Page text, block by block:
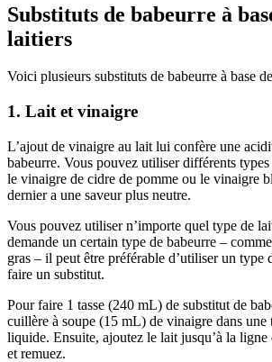
Substituts de babeurre à
laitiers
Voici plusieurs substituts de babeurre à base
1. Lait et vinaigre
L’ajout de vinaigre au lait lui confère une
babeurre. Vous pouvez utiliser différents
le vinaigre de cidre de pomme ou le vinaigre
dernier a une saveur plus neutre.
Vous pouvez utiliser n’importe quel type de
demande un certain type de babeurre –
gras – il peut être préférable d’utiliser un type
faire un substitut.
Pour faire 1 tasse (240 mL) de substitut de
cuillère à soupe (15 mL) de vinaigre dans une
liquide. Ensuite, ajoutez le lait jusqu’à la
et remuez.